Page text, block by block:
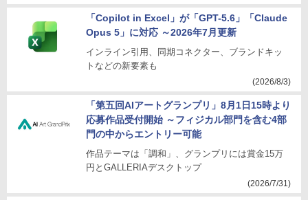
「Copilot in Excel」が「GPT-5.6」「Claude
Opus 5」に対応 ～2026年7月更新
インライン引用、同期コネクター、ブランドキッ
トなどの新要素も
(2026/8/3)
「第五回AIアートグランプリ」8月1日15時より
応募作品受付開始 ～フィジカル部門を含む4部
門の中からエントリー可能
作品テーマは「調和」、グランプリには賞金15万
円とGALLERIAデスクトップ
(2026/7/31)